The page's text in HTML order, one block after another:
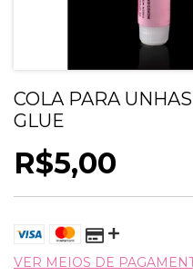
COLA PARA
GLUE
R$5,00
VER MEIOS DE